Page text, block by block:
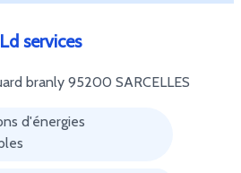
Ld services
branly 95200 SARCELLES
d'énergies